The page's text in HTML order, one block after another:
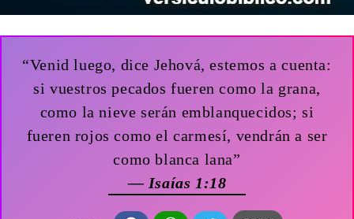
“Venid luego, dice Jehová, estemos a cuenta:
si vuestros pecados fueren como la grana,
como la nieve serán emblanquecidos; si
fueren rojos como el carmesí, vendrán a ser
como blanca lana”
— Isaías 1:18